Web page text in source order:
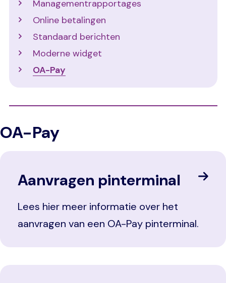
OA-Pay
Aanvragen pinterminal
Lees hier meer informatie over het
aanvragen van een OA-Pay pinterminal.
Managementrapportages
Online betalingen
Standaard berichten
Moderne widget
OA-Pay